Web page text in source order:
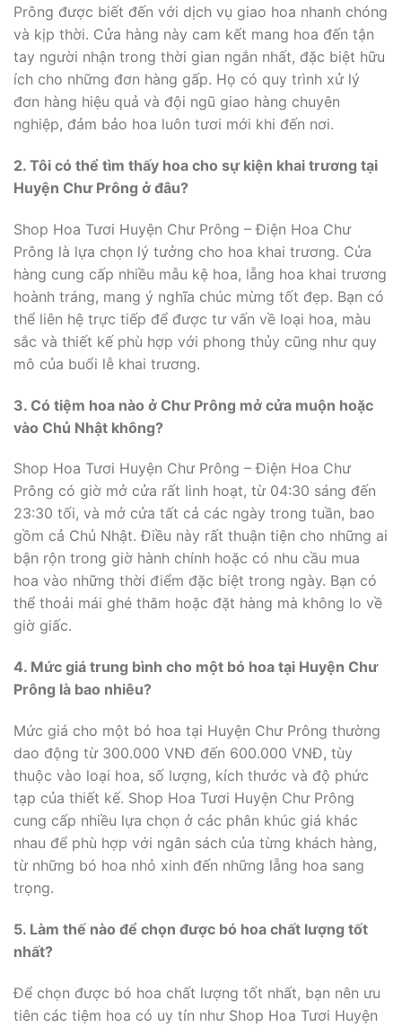
Prông được biết đến với dịch vụ giao hoa nhanh chóng
và kịp thời. Cửa hàng này cam kết mang hoa đến tận
tay người nhận trong thời gian ngắn nhất, đặc biệt hữu
ích cho những đơn hàng gấp. Họ có quy trình xử lý
đơn hàng hiệu quả và đội ngũ giao hàng chuyên
nghiệp, đảm bảo hoa luôn tươi mới khi đến nơi.
2. Tôi có thể tìm thấy hoa cho sự kiện khai trương tại
Huyện Chư Prông ở đâu?
Shop Hoa Tươi Huyện Chư Prông – Điện Hoa Chư
Prông là lựa chọn lý tưởng cho hoa khai trương. Cửa
hàng cung cấp nhiều mẫu kệ hoa, lẵng hoa khai trương
hoành tráng, mang ý nghĩa chúc mừng tốt đẹp. Bạn có
thể liên hệ trực tiếp để được tư vấn về loại hoa, màu
sắc và thiết kế phù hợp với phong thủy cũng như quy
mô của buổi lễ khai trương.
3. Có tiệm hoa nào ở Chư Prông mở cửa muộn hoặc
vào Chủ Nhật không?
Shop Hoa Tươi Huyện Chư Prông – Điện Hoa Chư
Prông có giờ mở cửa rất linh hoạt, từ 04:30 sáng đến
23:30 tối, và mở cửa tất cả các ngày trong tuần, bao
gồm cả Chủ Nhật. Điều này rất thuận tiện cho những ai
bận rộn trong giờ hành chính hoặc có nhu cầu mua
hoa vào những thời điểm đặc biệt trong ngày. Bạn có
thể thoải mái ghé thăm hoặc đặt hàng mà không lo về
giờ giấc.
4. Mức giá trung bình cho một bó hoa tại Huyện Chư
Prông là bao nhiêu?
Mức giá cho một bó hoa tại Huyện Chư Prông thường
dao động từ 300.000 VNĐ đến 600.000 VNĐ, tùy
thuộc vào loại hoa, số lượng, kích thước và độ phức
tạp của thiết kế. Shop Hoa Tươi Huyện Chư Prông
cung cấp nhiều lựa chọn ở các phân khúc giá khác
nhau để phù hợp với ngân sách của từng khách hàng,
từ những bó hoa nhỏ xinh đến những lẵng hoa sang
trọng.
5. Làm thế nào để chọn được bó hoa chất lượng tốt
nhất?
Để chọn được bó hoa chất lượng tốt nhất, bạn nên ưu
tiên các tiệm hoa có uy tín như Shop Hoa Tươi Huyện